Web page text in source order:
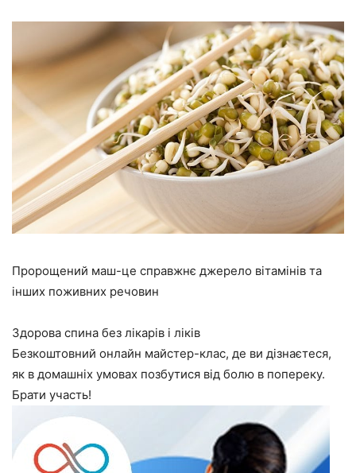
Пророщений маш-це справжнє джерело вітамінів та
інших поживних речовин
Здорова спина без лікарів і ліків
Безкоштовний онлайн майстер-клас, де ви дізнаєтеся,
як в домашніх умовах позбутися від болю в попереку.
Брати участь!